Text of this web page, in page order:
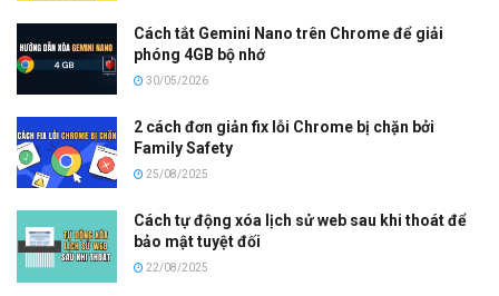
Cách tắt Gemini Nano trên Chrome để giải
phóng 4GB bộ nhớ
30/05/2026
2 cách đơn giản fix lỗi Chrome bị chặn bởi
Family Safety
25/08/2025
Cách tự động xóa lịch sử web sau khi thoát để
bảo mật tuyệt đối
22/08/2025